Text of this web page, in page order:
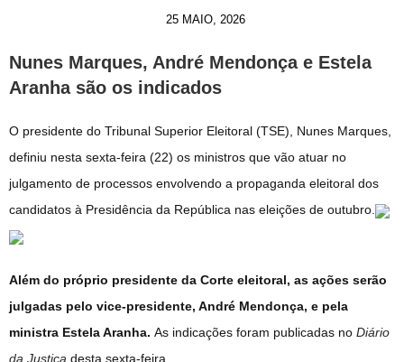
25 MAIO, 2026
Nunes Marques, André Mendonça e Estela
Aranha são os indicados
O presidente do Tribunal Superior Eleitoral (TSE), Nunes Marques,
definiu nesta sexta-feira (22) os ministros que vão atuar no
julgamento de processos envolvendo a propaganda eleitoral dos
candidatos à Presidência da República nas eleições de outubro.
Além do próprio presidente da Corte eleitoral, as ações serão
julgadas pelo vice-presidente, André Mendonça, e pela
ministra Estela Aranha. As indicações foram publicadas no Diário
da Justiça desta sexta-feira.